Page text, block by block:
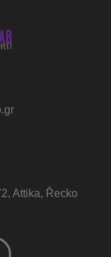
Attika, Řecko